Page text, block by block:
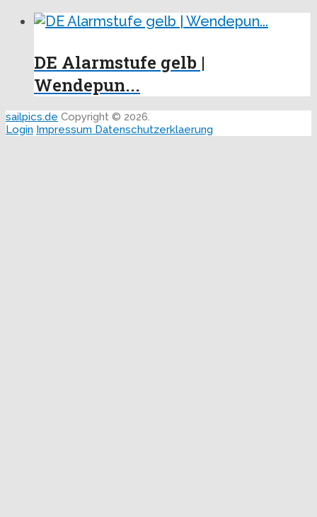
DE Alarmstufe gelb |
Wendepun...
sailpics.de Copyright © 2026.
Login Impressum Datenschutzerklaerung